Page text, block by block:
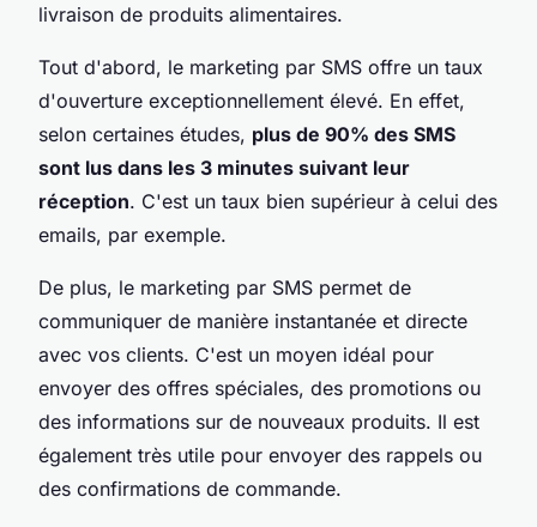
livraison de produits alimentaires.
Tout d'abord, le marketing par SMS offre un taux
d'ouverture exceptionnellement élevé. En effet,
selon certaines études, plus de 90% des SMS
sont lus dans les 3 minutes suivant leur
réception. C'est un taux bien supérieur à celui des
emails, par exemple.
De plus, le marketing par SMS permet de
communiquer de manière instantanée et directe
avec vos clients. C'est un moyen idéal pour
envoyer des offres spéciales, des promotions ou
des informations sur de nouveaux produits. Il est
également très utile pour envoyer des rappels ou
des confirmations de commande.